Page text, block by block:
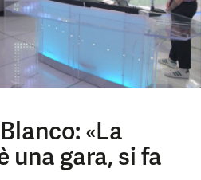
«La
una gara, si fa